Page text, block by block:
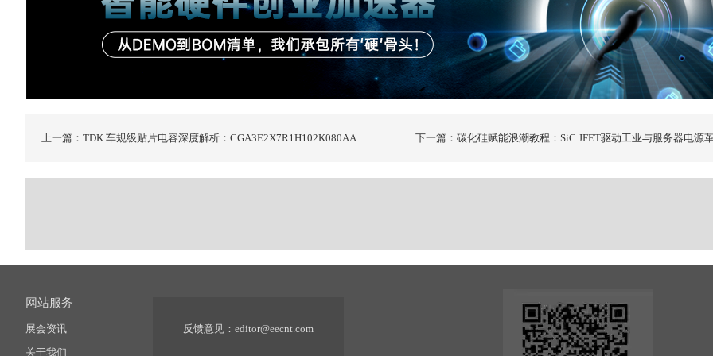
上一篇：TDK 车规级贴片电容深度解析：CGA3E2X7R1H102K080AA 下一篇：碳化硅赋能浪潮教程：SiC JFET驱动工业与服务器电源
网站服务
展会资讯
关于我们
反馈意见： editor@eecnt.com